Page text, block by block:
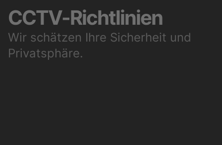
CCTV-Richtlinien
Wir schätzen Ihre Sicherheit und
Privatsphäre.